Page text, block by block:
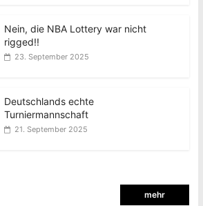
Nein, die NBA Lottery war nicht
rigged!!
23. September 2025
Deutschlands echte
Turniermannschaft
21. September 2025
mehr